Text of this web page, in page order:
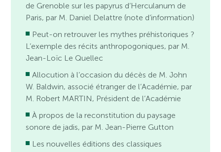
de Grenoble sur les papyrus d’Herculanum de
Paris, par M. Daniel Delattre (note d’information)
Peut-on retrouver les mythes préhistoriques ?
L’exemple des récits anthropogoniques, par M.
Jean-Loïc Le Quellec
Allocution à l’occasion du décès de M. John
W. Baldwin, associé étranger de l’Académie, par
M. Robert MARTIN, Président de l’Académie
À propos de la reconstitution du paysage
sonore de jadis, par M. Jean-Pierre Gutton
Les nouvelles éditions des classiques